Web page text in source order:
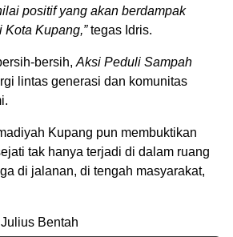
positif yang akan berdampak
Kupang,”tegas Idris.
bersih, Aksi Peduli Sampah
lintas generasi dan komunitas
Kupang pun membuktikan
tak hanya terjadi di dalam ruang
di jalanan, di tengah masyarakat,
Bentah